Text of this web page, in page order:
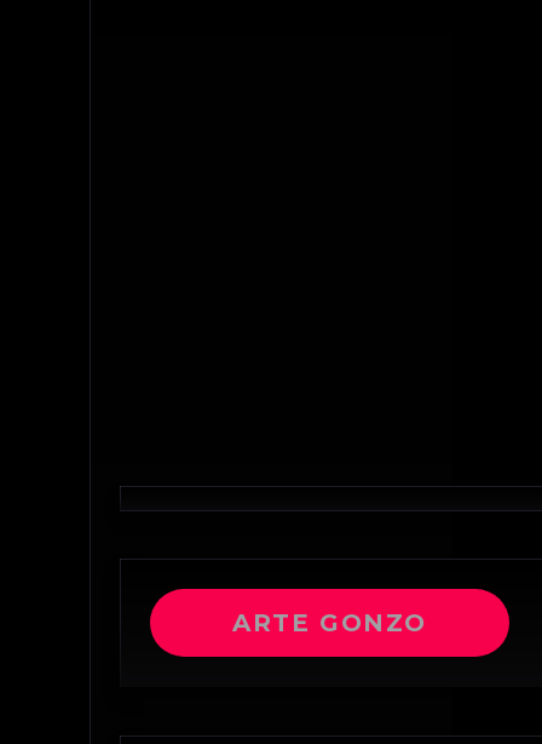
ARTE GONZO